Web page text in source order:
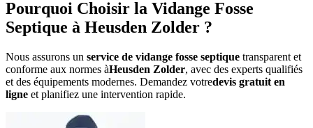
Pourquoi Choisir la Vidange Fosse
Septique à Heusden Zolder ?
Nous assurons un service de vidange fosse septique transparent et
conforme aux normes àHeusden Zolder, avec des experts qualifiés
et des équipements modernes. Demandez votredevis gratuit en
ligne et planifiez une intervention rapide.